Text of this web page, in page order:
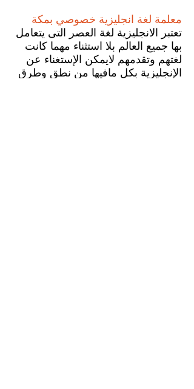
معلمة لغة انجليزية خصوصي بمكة
تعتبر الانجليزية لغة العصر التى يتعامل
بها جميع العالم بلا استثناء مهما كانت
لغتهم وتقدمهم لايمكن الإستغناء عن
الإنجليزية بكل مافيها من نطق وطرق